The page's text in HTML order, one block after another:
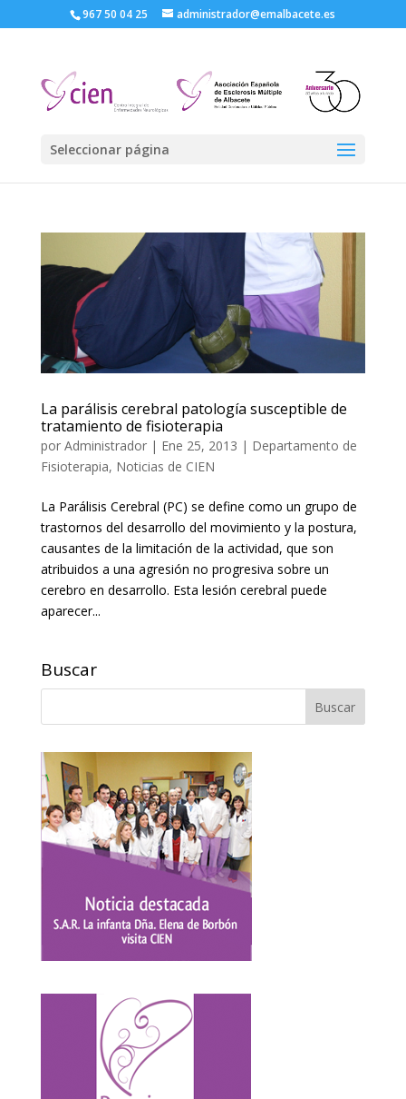
967 50 04 25 administrador@emalbacete.es
Seleccionar página
La parálisis cerebral patología susceptible de
tratamiento de fisioterapia
por Administrador| Ene 25, 2013 | Departamento de
Fisioterapia, Noticias de CIEN
La Parálisis Cerebral (PC) se define como un grupo de
trastornos del desarrollo del movimiento y la postura,
causantes de la limitación de la actividad, que son
atribuidos a una agresión no progresiva sobre un
cerebro en desarrollo. Esta lesión cerebral puede
aparecer...
Buscar